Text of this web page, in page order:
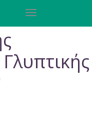
Toggle